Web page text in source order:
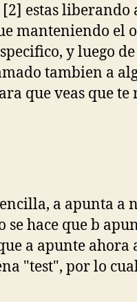
estas liberando
manteniendo el
y luego
tambien a
que veas que te
a apunta a
hace que b
a apunte ahora
"test", por lo